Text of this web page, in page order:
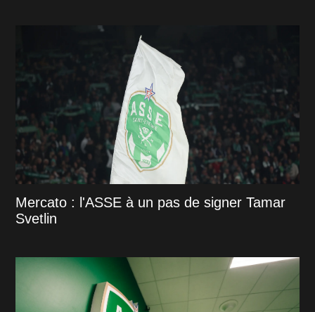
Mercato : l'ASSE à un pas de signer Tamar
Svetlin